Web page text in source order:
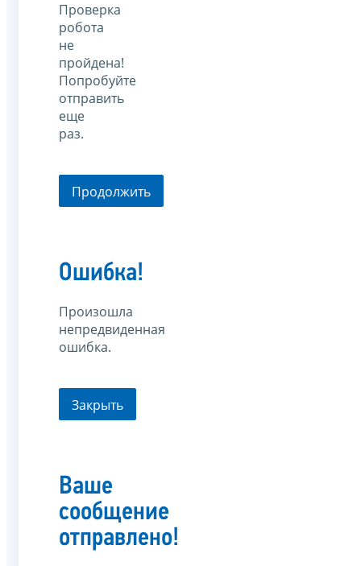
Проверка
робота
не
пройдена!
Попробуйте
отправить
еще
раз.
Продолжить
Ошибка!
Произошла
непредвиденная
ошибка.
Закрыть
Ваше
сообщение
отправлено!